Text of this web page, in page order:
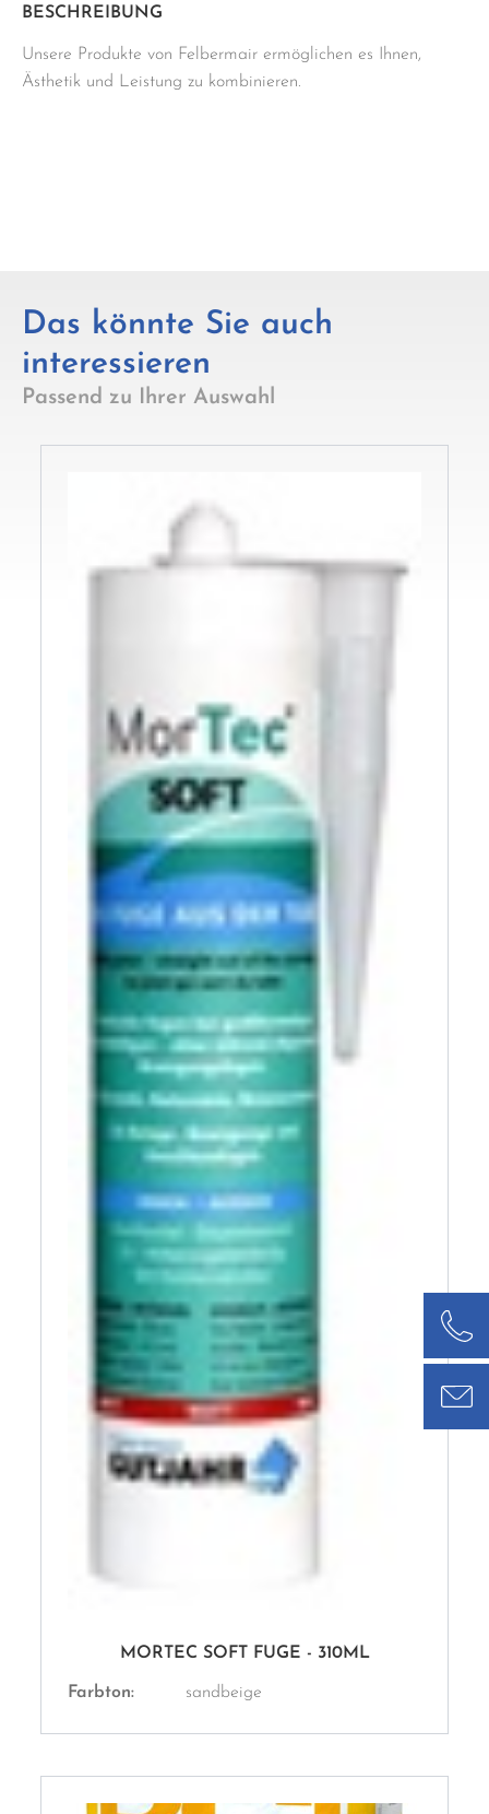
BESCHREIBUNG
Unsere Produkte von Felbermair ermöglichen es Ihnen,
Ästhetik und Leistung zu kombinieren.
Das könnte Sie auch
interessieren
MORTEC SOFT FUGE - 310ML
Farbton: sandbeige